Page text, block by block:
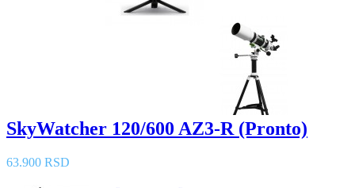
SkyWatcher 120/600 AZ3-R (Pronto)
63.900 RSD